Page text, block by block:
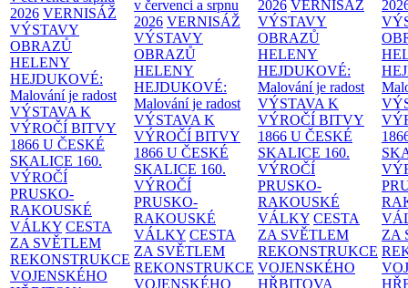
2026 VERNISÁŽ
VÝSTAVY
OBRAZŮ
HELENY
HEJDUKOVÉ:
Malování je radost
VÝSTAVA K
VÝROČÍ BITVY
1866 U ČESKÉ
SKALICE 160.
VÝROČÍ
PRUSKO-
RAKOUSKÉ
VÁLKY CESTA
ZA SVĚTLEM
REKONSTRUKCE
VOJENSKÉHO
v červenci a srpnu
2026 VERNISÁŽ
VÝSTAVY
OBRAZŮ
HELENY
HEJDUKOVÉ:
Malování je radost
VÝSTAVA K
VÝROČÍ BITVY
1866 U ČESKÉ
SKALICE 160.
VÝROČÍ
PRUSKO-
RAKOUSKÉ
VÁLKY CESTA
ZA SVĚTLEM
REKONSTRUKCE
VOJENSKÉHO
2026 VERNISÁŽ
VÝSTAVY
OBRAZŮ
HELENY
HEJDUKOVÉ:
Malování je radost
VÝSTAVA K
VÝROČÍ BITVY
1866 U ČESKÉ
SKALICE 160.
VÝROČÍ
PRUSKO-
RAKOUSKÉ
VÁLKY CESTA
ZA SVĚTLEM
REKONSTRUKCE
VOJENSKÉHO
HŘBITOVA
ZA